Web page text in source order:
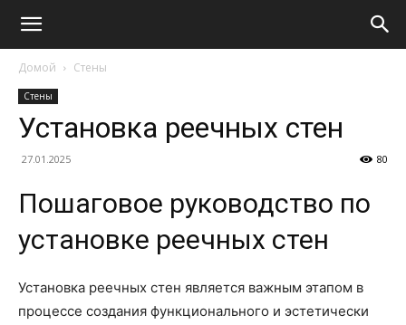
Домой Стены
Стены
Установка реечных стен
27.01.2025 80
Пошаговое руководство по
установке реечных стен
Установка реечных стен является важным этапом в
процессе создания функционального и эстетически